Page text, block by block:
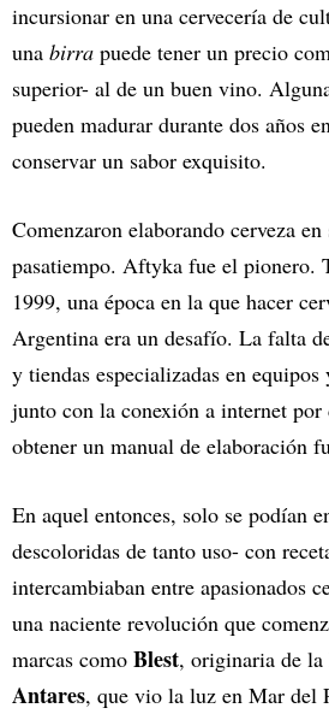
incursionar en una cervecería de
una birra puede tener un precio
superior- al de un buen vino.
pueden madurar durante dos años
conservar un sabor exquisito.
Comenzaron elaborando cerveza
pasatiempo. Aftyka fue el pionero.
1999, una época en la que hacer
Argentina era un desafío. La falta
y tiendas especializadas en
junto con la conexión a internet
obtener un manual de elaboración
En aquel entonces, solo se podían
descoloridas de tanto uso- con
intercambiaban entre apasionados
una naciente revolución que
marcas como Blest, originaria de la
Antares, que vio la luz en Mar del